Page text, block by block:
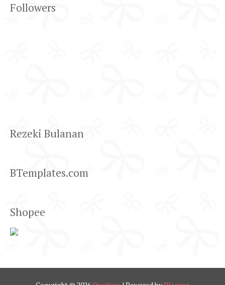
Followers
Rezeki Bulanan
BTemplates.com
Shopee